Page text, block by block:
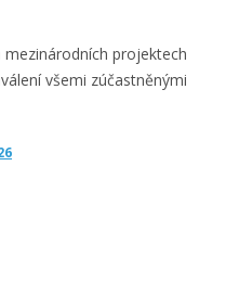
projektech
všemi zúčastněnými